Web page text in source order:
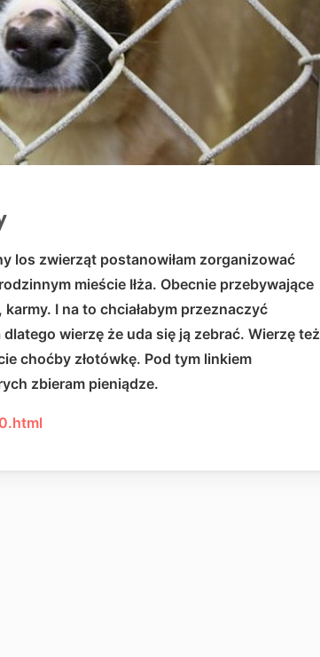
los zwierząt postanowiłam zorganizować
mieście Iłża. Obecnie przebywające
I na to chciałabym przeznaczyć
wierzę że uda się ją zebrać. Wierzę też
choćby złotówkę. Pod tym linkiem
zbieram pieniądze.